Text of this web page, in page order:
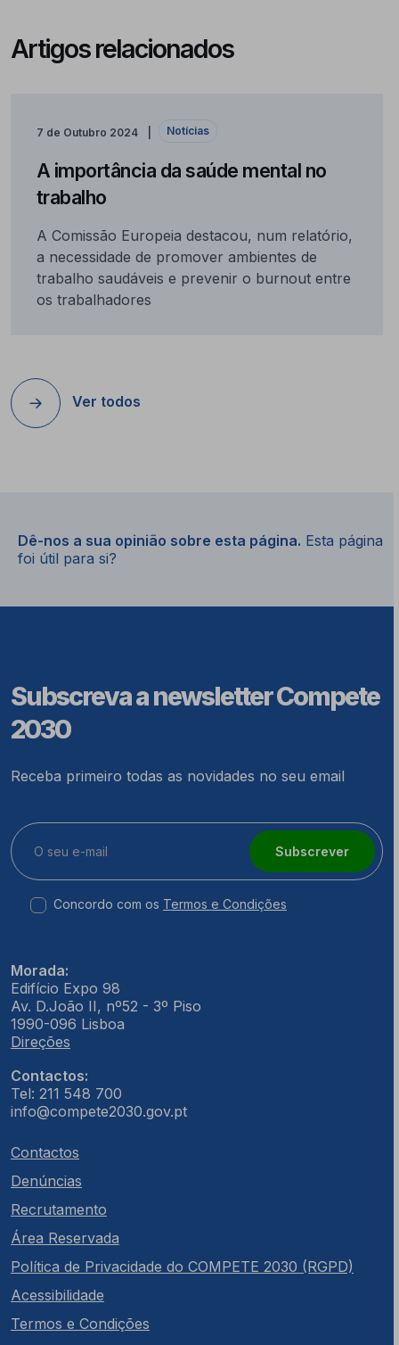
Artigos relacionados
7 de Outubro 2024 Notícias
A importância da saúde mental no
trabalho
A Comissão Europeia destacou, num relatório,
a necessidade de promover ambientes de
trabalho saudáveis e prevenir o burnout entre
os trabalhadores
Ver todos
Dê-nos a sua opinião sobre esta página. Esta página
foi útil para si?
Subscreva a newsletter Compete
2030
Receba primeiro todas as novidades no seu email
Subscrever
Concordo com os Termos e Condições
Morada:
Edifício Expo 98
Av. D.João II, nº52 - 3º Piso
1990-096 Lisboa
Direções
Contactos:
Tel: 211 548 700
info@compete2030.gov.pt
Contactos
Denúncias
Recrutamento
Área Reservada
Política de Privacidade do COMPETE 2030 (RGPD)
Acessibilidade
Termos e Condições